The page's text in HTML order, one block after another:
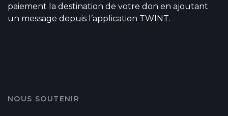
paiement la destination de votre don en ajoutant
un message depuis l’application TWINT.
NOUS SOUTENIR